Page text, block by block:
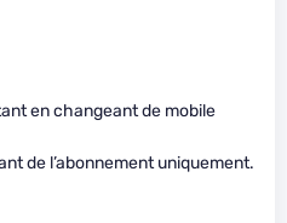
en changeant de mobile
de l’abonnement uniquement.